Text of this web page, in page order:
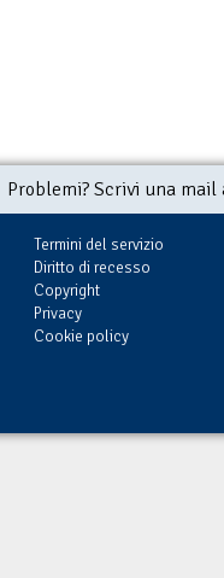
Problemi? Scrivi una
Termini del servizio
Diritto di recesso
Copyright
Privacy
Cookie policy